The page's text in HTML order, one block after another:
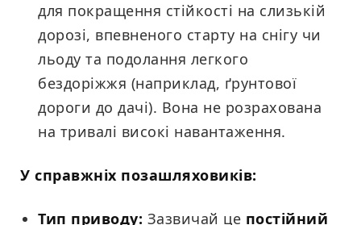
для покращення стійкості на слизькій
дорозі, впевненого старту на снігу чи
льоду та подолання легкого
бездоріжжя (наприклад, ґрунтової
дороги до дачі). Вона не розрахована
на тривалі високі навантаження.
У справжніх позашляховиків:
Тип приводу: Зазвичай це постійний